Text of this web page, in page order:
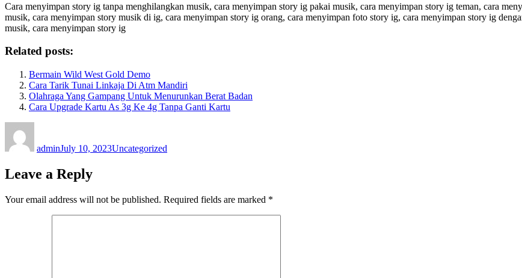
Cara menyimpan story ig tanpa menghilangkan musik, cara menyimpan story ig pakai musik, cara menyimpan story ig teman, cara
musik, cara menyimpan story musik di ig, cara menyimpan story ig orang, cara menyimpan foto story ig, cara menyimpan story ig
musik, cara menyimpan story ig
Related posts:
Bermain Wild West Gold Demo
Cara Tarik Tunai Linkaja Di Atm Mandiri
Olahraga Yang Gampang Untuk Menurunkan Berat Badan
Cara Upgrade Kartu As 3g Ke 4g Tanpa Ganti Kartu
adminJuly 10, 2023Uncategorized
Leave a Reply
Your email address will not be published. Required fields are marked *